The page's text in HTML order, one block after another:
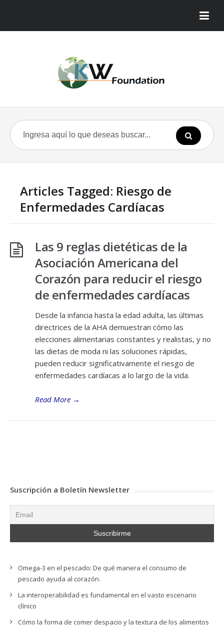
Articles Tagged: Riesgo de
Enfermedades Cardíacas
Las 9 reglas dietéticas de la
Asociación Americana del
Corazón para reducir el riesgo
de enfermedades cardíacas
Desde la infancia hasta la edad adulta, las últimas
directrices de la AHA demuestran cómo las
elecciones alimentarias constantes y realistas, y no
las dietas de moda ni las soluciones rápidas,
pueden reducir significativamente el riesgo de
enfermedades cardíacas a lo largo de la vida.
Read More →
Suscripción a Boletín Newsletter
Omega-3 en el pescado: De qué manera el consumo de
pescado ayuda al corazón.
La interoperabilidad es fundamental en el vasto escenario
clínico
Cómo la forma de comer despacio y la textura de los alimentos